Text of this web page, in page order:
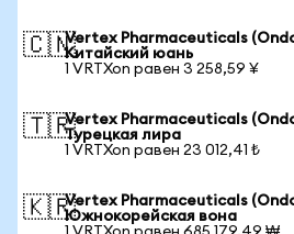
🇨🇳Vertex Pharmaceuticals
Китайский юань
1 VRTXon равен 3 258,59 ¥
🇹🇷Vertex Pharmaceuticals
Турецкая лира
1 VRTXon равен 23 012,41 ₺
🇰🇷Vertex Pharmaceuticals
Южнокорейская вона